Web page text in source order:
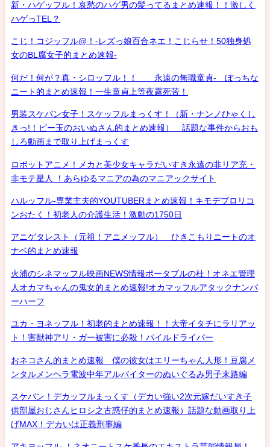
新・ハゲッフル！哀愁のハゲ男の髪ってるまとめ速報！！激しく
ハゲっTEL？
こじ！コジッフル@！-レズっ娘百合ネエ！こじらせ！50独身処
女のBL腐女子的まとめ速報-
何だ！何が？真・シロッフル！！ 永遠の無職童貞- ぼっちな
ニート的まとめ速報！一生童貞上等夜露死苦！
男装スケバン女子！スケッフルまっくす！（新・ナンノひゃくし
きっ!！ビー玉のおいぬさん的まとめ速報） 話題な事件からおも
しろ動画まで取り上げまっくす
ロボットアニメ！メカと美少女キャラだいすき永遠の非リア充・
非モテ星人 ！あらゆるマニアの為のマニアックサイト
ハルッフル-専業主夫的YOUTUBERまとめ速報！キモデブロリコ
ンおたく！初老人の介護生活！激動の1750日
アニゲタレスト（元祖！アニメッフル） ひきこもりニートのオ
ナベ的まとめ速報
火浦のシネマッフル映画NEWS情報ポータブルの杜！オネエ管理
人オカマちゃんの鬼女的まとめ速報!オカマッフルアタックナンバ
ーハーフ
ユカ・ヨネッフル！初老的まとめ速報！！大帝イタチにラリアッ
ト！害獣神アリ・ガー被害に必殺！パイルドライバー
おネコさん的まとめ速報 僕の彼女はエリーちゃん人形！豆腐メ
ンタルメンヘラ電波中年アルバイターのぬいぐるみ男子末路編
スケバン！デカッフルまっくす（デカい強い2次元嫁だいすき子
供部屋おじさんヒロシ之古惑仔的まとめ速報）話題な動画取り上
げMAX！デカいは正義刑事編